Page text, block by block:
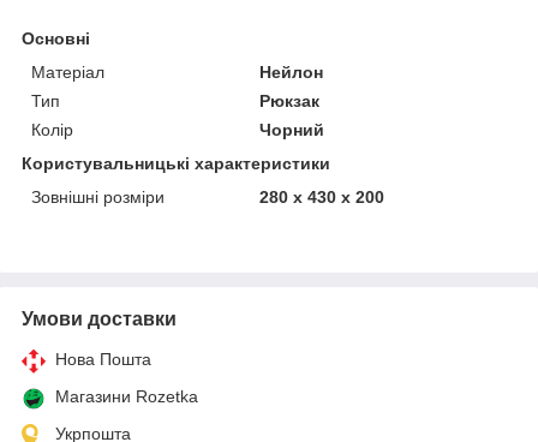
Основні
Матеріал
Нейлон
Тип
Рюкзак
Колір
Чорний
Користувальницькі характеристики
Зовнішні розміри
280 x 430 x 200
Умови доставки
Нова Пошта
Магазини Rozetka
Укрпошта